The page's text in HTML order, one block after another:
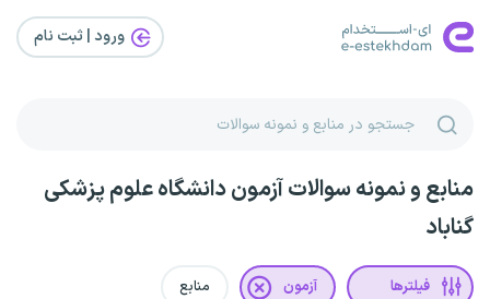
ورود | ثبت‌ نام
منابع و نمونه سوالات آزمون دانشگاه علوم پزشکی
گناباد
فیلترها آزمون منابع